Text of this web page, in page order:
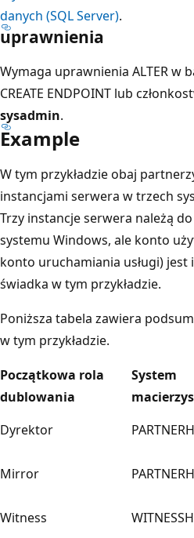
danych (SQL Server).
uprawnienia
Wymaga uprawnienia ALTER w
CREATE ENDPOINT lub
sysadmin.
Example
W tym przykładzie obaj
instancjami serwera w trzech
Trzy instancje serwera należą
systemu Windows, ale konto
konto uruchamiania usługi)
świadka w tym przykładzie.
Poniższa tabela zawiera
w tym przykładzie.
Początkowa rola
dublowania
System
Dyrektor
Mirror
Witness